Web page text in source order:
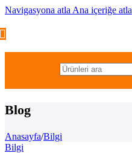
Navigasyona atla Ana içeriğe atla
Blog
Anasayfa/Bilgi
Bilgi